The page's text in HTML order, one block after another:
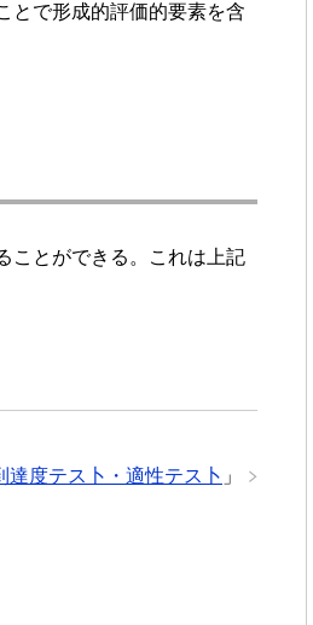
とで形成的評価的要素を含
ことができる。これは上記
達度テス卜・適性テス卜 」